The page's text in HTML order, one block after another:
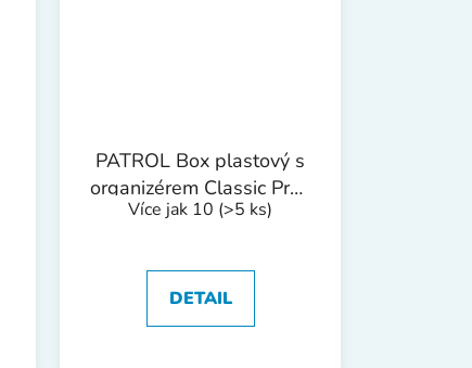
PATROL Box plastový s
organizérem Classic Profi
| 580x285x295 mm
Více jak 10 (>5 ks)
DETAIL